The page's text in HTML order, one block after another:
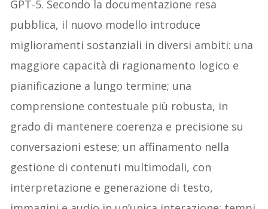
GPT-5. Secondo la documentazione resa
pubblica, il nuovo modello introduce
miglioramenti sostanziali in diversi ambiti: una
maggiore capacità di ragionamento logico e
pianificazione a lungo termine; una
comprensione contestuale più robusta, in
grado di mantenere coerenza e precisione su
conversazioni estese; un affinamento nella
gestione di contenuti multimodali, con
interpretazione e generazione di testo,